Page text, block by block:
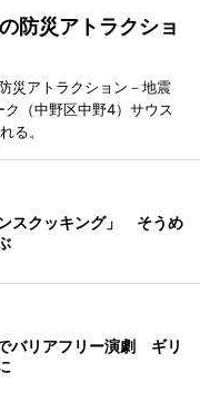
防災アトラクショ
災アトラクション－地震
（中野区中野4）サウス
る。
スクッキング」 そうめ
バリアフリー演劇 ギリ